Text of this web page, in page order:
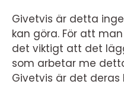
Givetvis är detta
kan göra. För att
det viktigt att det
som arbetar me
Givetvis är det